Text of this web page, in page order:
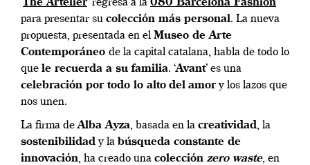
‘The Artelier’ regresa a la 080 Barcelona Fashion
para presentar su colección más personal. La nueva
propuesta, presentada en el Museo de Arte
Contemporáneo de la capital catalana, habla de todo lo
que le recuerda a su familia. ‘Avant’ es una
celebración por todo lo alto del amory los lazos que
nos unen.
La firma deAlba Ayza, basada en la creatividad, la
sostenibilidady la búsqueda constante de
innovación, ha creado una colección zero waste, en